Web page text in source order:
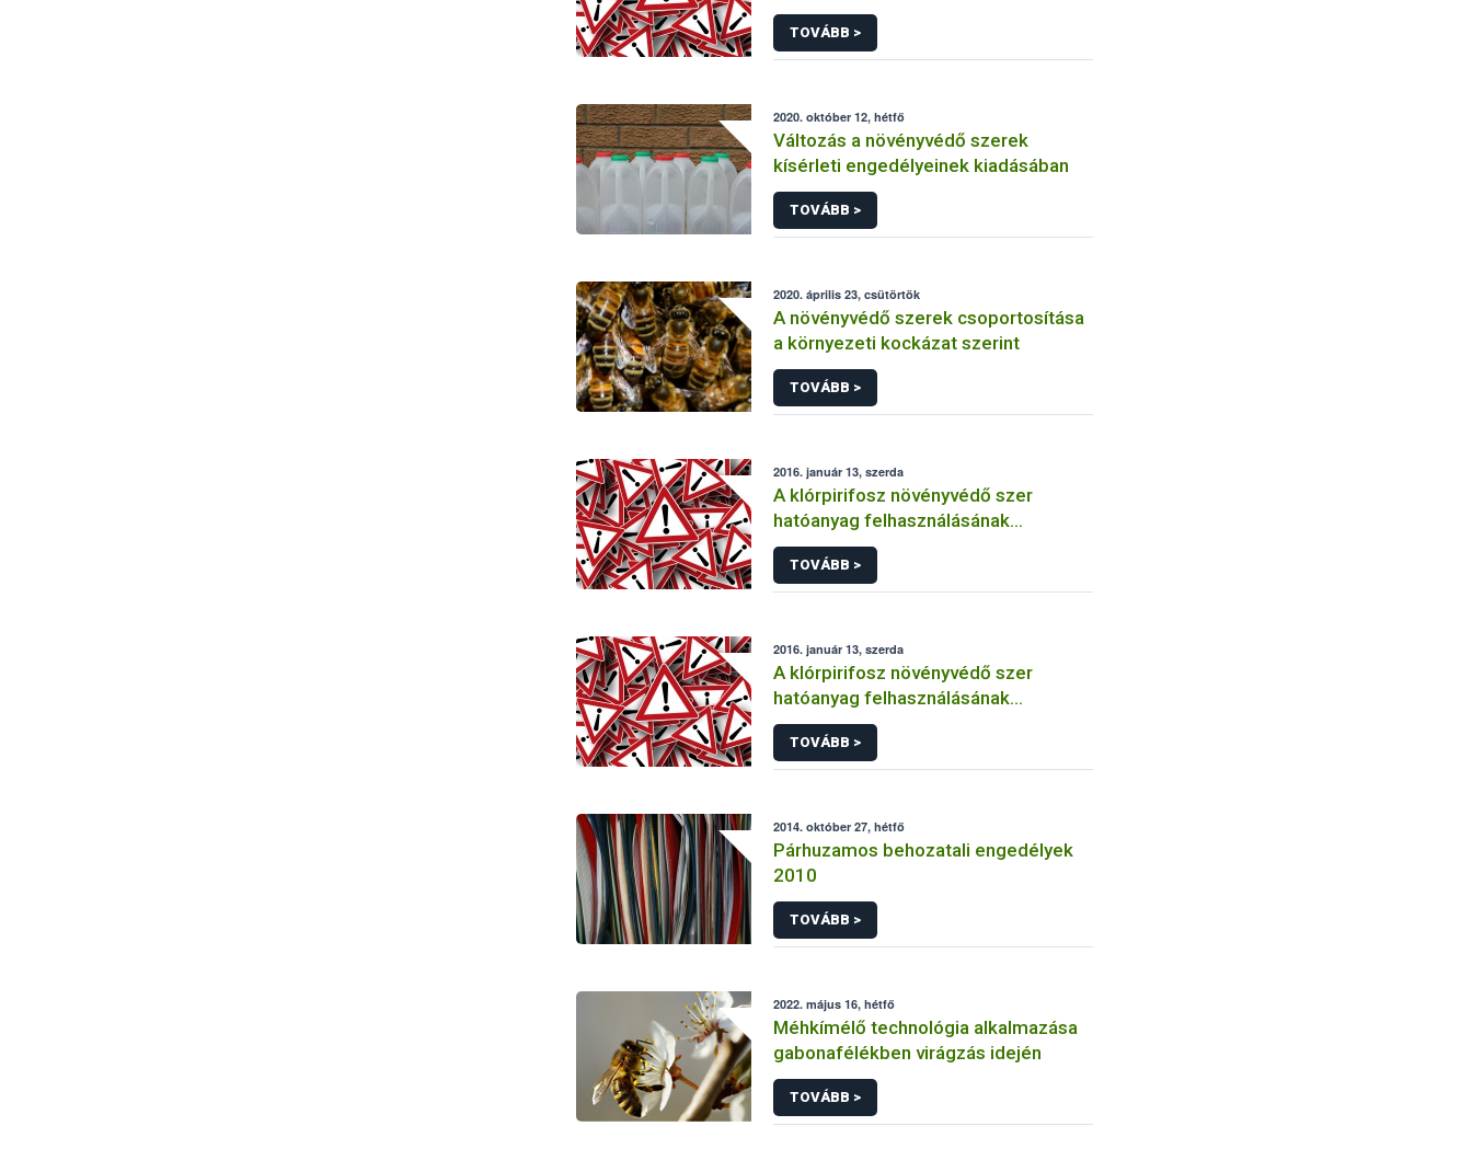
felfüggesztése
TOVÁBB >
2020. október 12, hétfő
Változás a növényvédő szerek
kísérleti engedélyeinek kiadásában
TOVÁBB >
2020. április 23, csütörtök
A növényvédő szerek csoportosítása
a környezeti kockázat szerint
TOVÁBB >
2016. január 13, szerda
A klórpirifosz növényvédő szer
hatóanyag felhasználásának
korlátozása
TOVÁBB >
2016. január 13, szerda
A klórpirifosz növényvédő szer
hatóanyag felhasználásának
korlátozása
TOVÁBB >
2014. október 27, hétfő
Párhuzamos behozatali engedélyek
2010
TOVÁBB >
2022. május 16, hétfő
Méhkímélő technológia alkalmazása
gabonafélékben virágzás idején
TOVÁBB >